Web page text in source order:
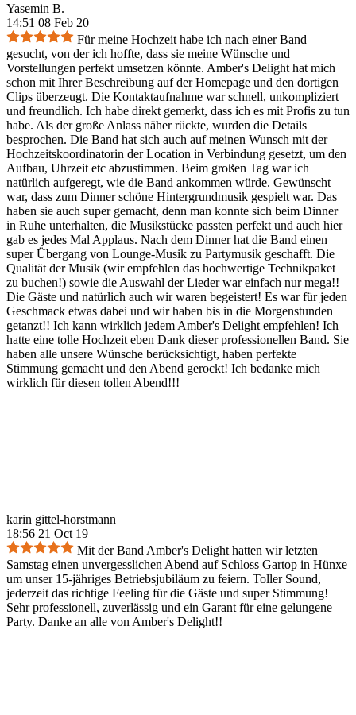
Yasemin B.
14:51 08 Feb 20
Für meine Hochzeit habe ich nach einer Band
gesucht, von der ich hoffte, dass sie meine Wünsche und
Vorstellungen perfekt umsetzen könnte. Amber's Delight hat mich
schon mit Ihrer Beschreibung auf der Homepage und den dortigen
Clips überzeugt. Die Kontaktaufnahme war schnell, unkompliziert
und freundlich. Ich habe direkt gemerkt, dass ich es mit Profis zu tun
habe. Als der große Anlass näher rückte, wurden die Details
besprochen. Die Band hat sich auch auf meinen Wunsch mit der
Hochzeitskoordinatorin der Location in Verbindung gesetzt, um den
Aufbau, Uhrzeit etc abzustimmen. Beim großen Tag war ich
natürlich aufgeregt, wie die Band ankommen würde. Gewünscht
war, dass zum Dinner schöne Hintergrundmusik gespielt war. Das
haben sie auch super gemacht, denn man konnte sich beim Dinner
in Ruhe unterhalten, die Musikstücke passten perfekt und auch hier
gab es jedes Mal Applaus. Nach dem Dinner hat die Band einen
super Übergang von Lounge-Musik zu Partymusik geschafft. Die
Qualität der Musik (wir empfehlen das hochwertige Technikpaket
zu buchen!) sowie die Auswahl der Lieder war einfach nur mega!!
Die Gäste und natürlich auch wir waren begeistert! Es war für jeden
Geschmack etwas dabei und wir haben bis in die Morgenstunden
getanzt!! Ich kann wirklich jedem Amber's Delight empfehlen! Ich
hatte eine tolle Hochzeit eben Dank dieser professionellen Band. Sie
haben alle unsere Wünsche berücksichtigt, haben perfekte
Stimmung gemacht und den Abend gerockt! Ich bedanke mich
wirklich für diesen tollen Abend!!!
karin gittel-horstmann
18:56 21 Oct 19
Mit der Band Amber's Delight hatten wir letzten
Samstag einen unvergesslichen Abend auf Schloss Gartop in Hünxe
um unser 15-jähriges Betriebsjubiläum zu feiern. Toller Sound,
jederzeit das richtige Feeling für die Gäste und super Stimmung!
Sehr professionell, zuverlässig und ein Garant für eine gelungene
Party. Danke an alle von Amber's Delight!!